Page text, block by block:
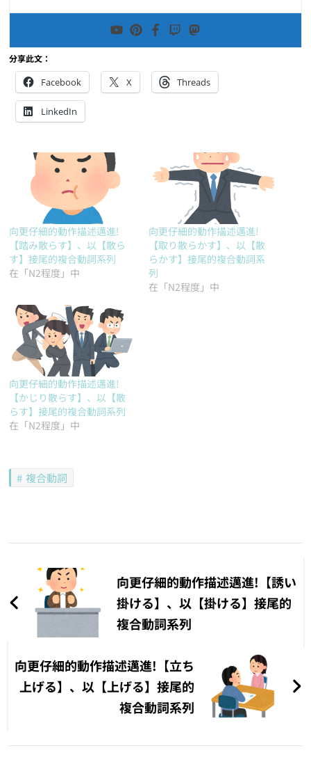
分享此文：
Facebook X Threads
LinkedIn
向更仔細的動作描述邁進!
【踏み散らす】、以【散ら
す】接尾的複合動詞系列
在「N2程度」中
向更仔細的動作描述邁進!
【取り散らかす】、以【散
らかす】接尾的複合動詞系
列
在「N2程度」中
向更仔細的動作描述邁進!
【かじり散らす】、以【散
らす】接尾的複合動詞系列
在「N2程度」中
複合動詞
導
向更仔細的動作描述邁進!【誘い
掛ける】、以【掛ける】接尾的
複合動詞系列
向更仔細的動作描述邁進!【立ち
上げる】、以【上げる】接尾的
複合動詞系列